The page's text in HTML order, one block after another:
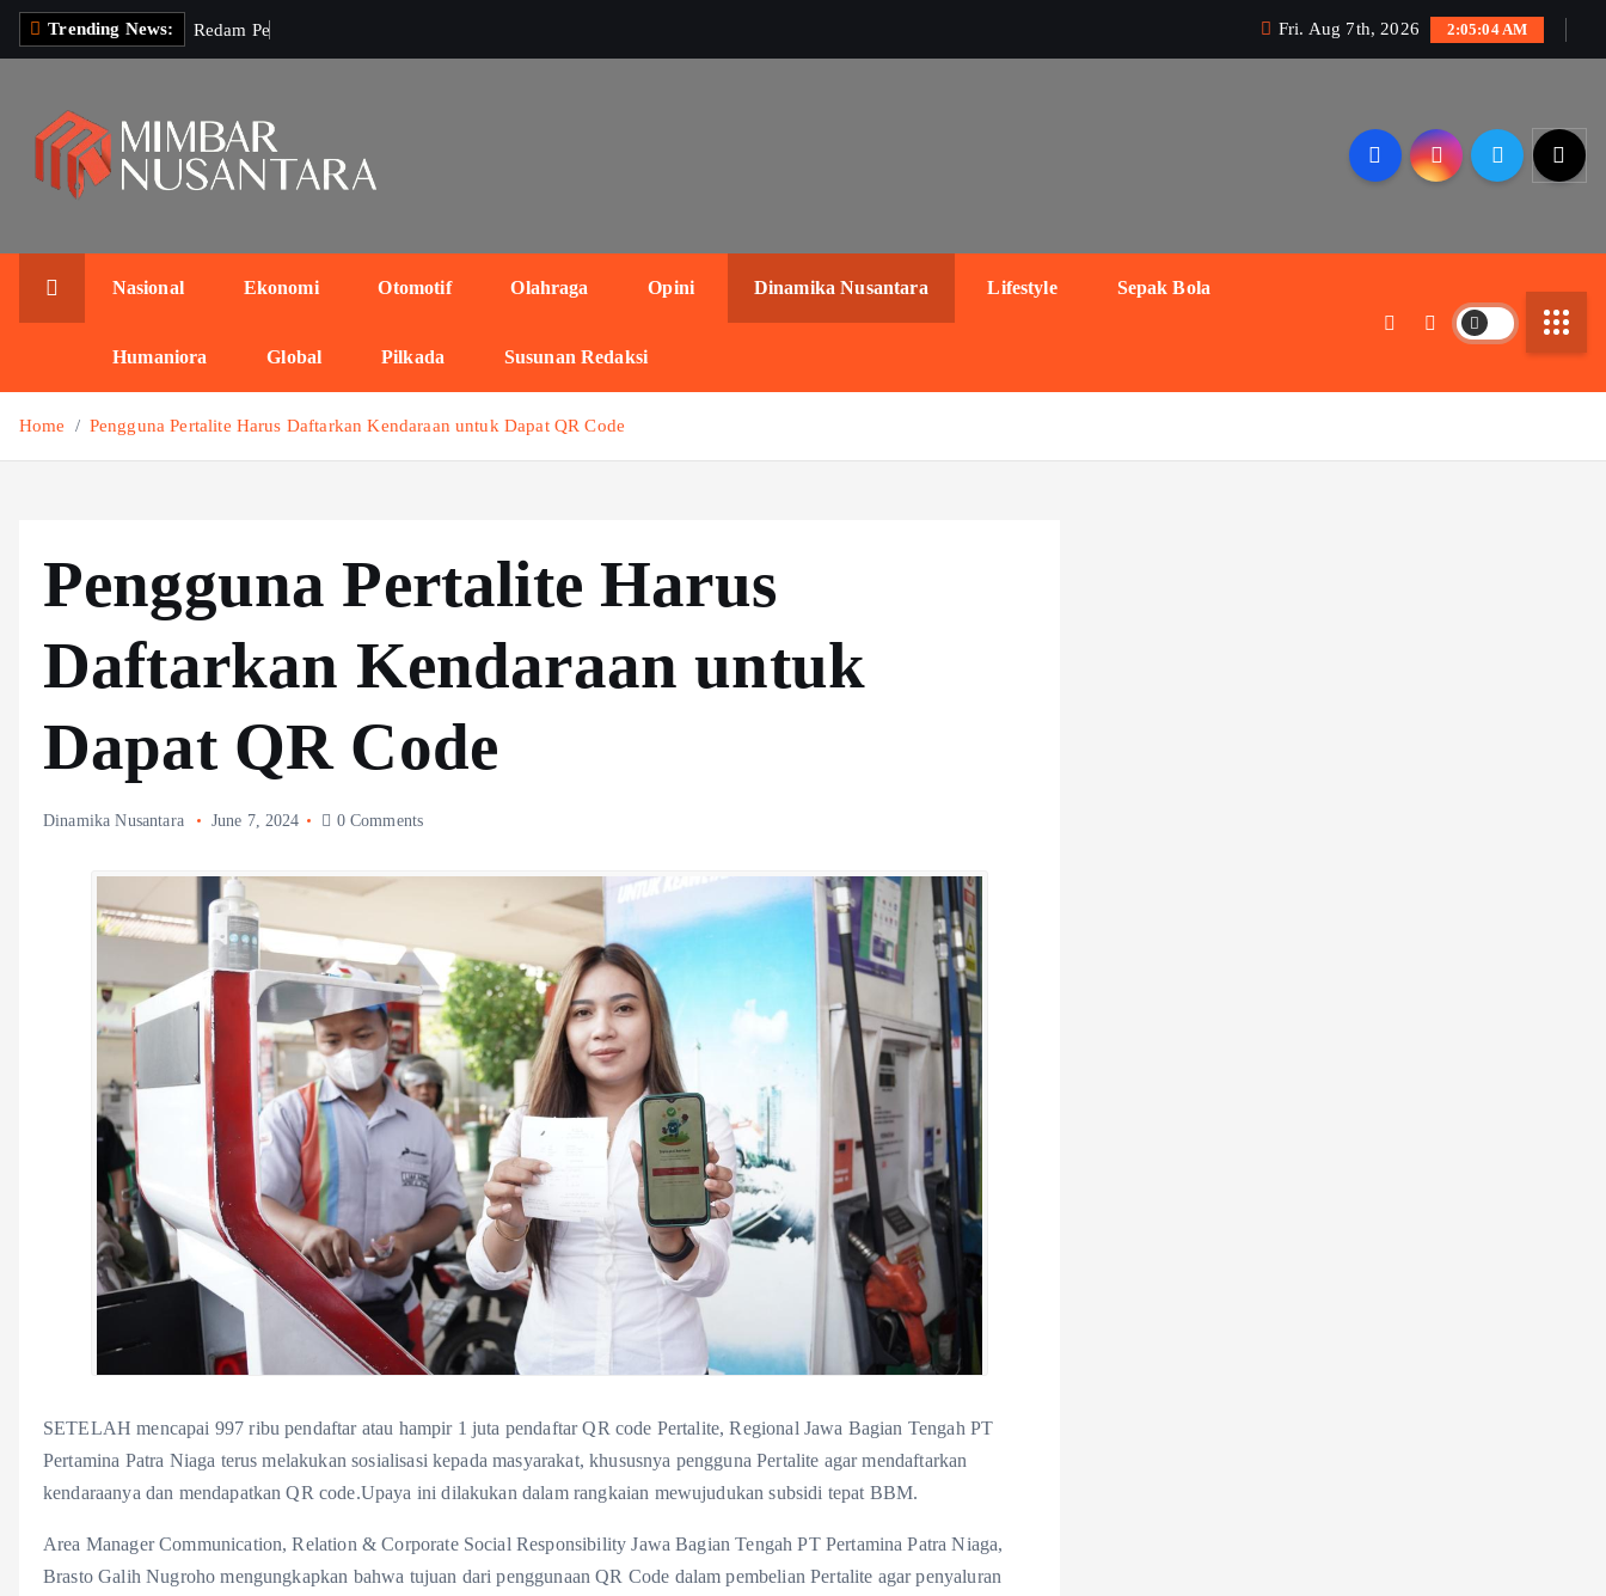
Trending News: Redam Pe Fri. Aug 7th, 2026 2:05:05 AM
Nasional Ekonomi Otomotif Olahraga Opini Dinamika Nusantara Lifestyle Sepak Bola
Humaniora Global Pilkada Susunan Redaksi
Home Pengguna Pertalite Harus Daftarkan Kendaraan untuk Dapat QR Code
Pengguna Pertalite Harus
Daftarkan Kendaraan untuk
Dapat QR Code
Dinamika Nusantara June 7, 2024 0 Comments
SETELAH mencapai 997 ribu pendaftar atau hampir 1 juta pendaftar QR code Pertalite, Regional Jawa Bagian Tengah PT
Pertamina Patra Niaga terus melakukan sosialisasi kepada masyarakat, khususnya pengguna Pertalite agar mendaftarkan
kendaraanya dan mendapatkan QR code.Upaya ini dilakukan dalam rangkaian mewujudukan subsidi tepat BBM.
Area Manager Communication, Relation & Corporate Social Responsibility Jawa Bagian Tengah PT Pertamina Patra Niaga,
Brasto Galih Nugroho mengungkapkan bahwa tujuan dari penggunaan QR Code dalam pembelian Pertalite agar penyaluran